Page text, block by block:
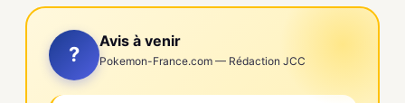
?
Avis à venir
Pokemon-France.com — Rédaction JCC